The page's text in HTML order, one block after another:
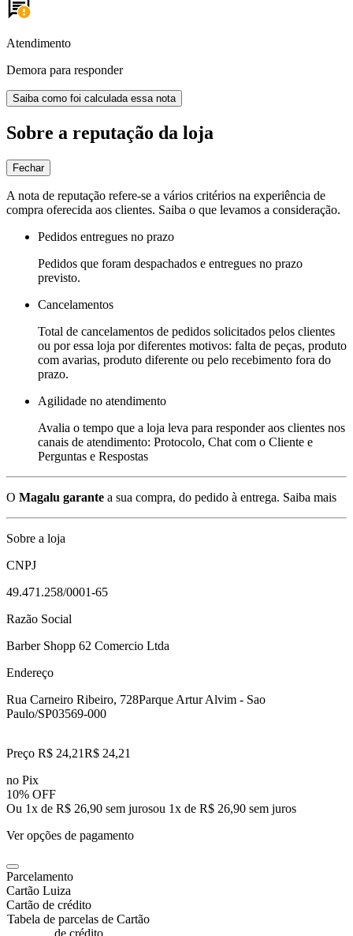
Atendimento
Demora para responder
Saiba como foi calculada essa nota
Sobre a reputação da loja
Fechar
A nota de reputação refere-se a vários critérios na experiência de
compra oferecida aos clientes. Saiba o que levamos a consideração.
Pedidos entregues no prazo
Pedidos que foram despachados e entregues no prazo
previsto.
Cancelamentos
Total de cancelamentos de pedidos solicitados pelos clientes
ou por essa loja por diferentes motivos: falta de peças, produto
com avarias, produto diferente ou pelo recebimento fora do
prazo.
Agilidade no atendimento
Avalia o tempo que a loja leva para responder aos clientes nos
canais de atendimento: Protocolo, Chat com o Cliente e
Perguntas e Respostas
O Magalu garante a sua compra, do pedido à entrega. Saiba mais
Sobre a loja
CNPJ
49.471.258/0001-65
Razão Social
Barber Shopp 62 Comercio Ltda
Endereço
Rua Carneiro Ribeiro, 728Parque Artur Alvim - Sao
Paulo/SP03569-000
Preço R$ 24,21R$ 24,21
no Pix
10% OFF
Ou 1x de R$ 26,90 sem jurosou 1x de R$ 26,90 sem juros
Ver opções de pagamento
Parcelamento
Cartão Luiza
Cartão de crédito
Tabela de parcelas de Cartão
de crédito